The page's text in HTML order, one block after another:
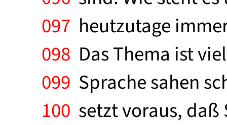
097 heutzutage
098 Das Thema ist
099 Sprache sahen
100 setzt voraus,